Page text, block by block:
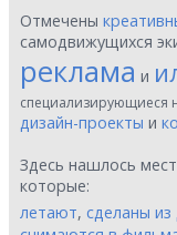
Отмечены
самодвижущихся
реклама и
специализирующиеся
дизайн-проекты и
Здесь нашлось
которые:
летают, сделаны из